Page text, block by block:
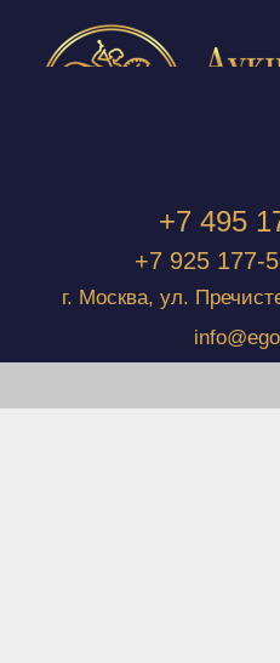
+7 495
+7 925 177-
г. Москва, ул.